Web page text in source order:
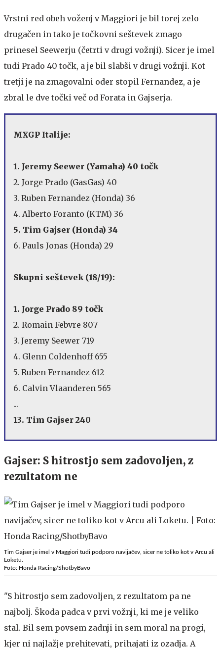
Vrstni red obeh voženj v Maggiori je bil torej zelo
drugačen in tako je točkovni seštevek zmago
prinesel Seewerju (četrti v drugi vožnji). Sicer je imel
tudi Prado 40 točk, a je bil slabši v drugi vožnji. Kot
tretji je na zmagovalni oder stopil Fernandez, a je
zbral le dve točki več od Forata in Gajserja.
MXGP Italije:
1. Jeremy Seewer (Yamaha) 40 točk
2. Jorge Prado (GasGas) 40
3. Ruben Fernandez (Honda) 36
4. Alberto Foranto (KTM) 36
5. Tim Gajser (Honda) 34
6. Pauls Jonas (Honda) 29
Skupni seštevek (18/19):
1. Jorge Prado 89 točk
2. Romain Febvre 807
3. Jeremy Seewer 719
4. Glenn Coldenhoff 655
5. Ruben Fernandez 612
6. Calvin Vlaanderen 565
...
13. Tim Gajser 240
Gajser: S hitrostjo sem zadovoljen, z
rezultatom ne
Tim Gajser je imel v Maggiori tudi podporo navijačev, sicer ne toliko kot v Arcu ali
Loketu.
Foto: Honda Racing/ShotbyBavo
"S hitrostjo sem zadovoljen, z rezultatom pa ne
najbolj. Škoda padca v prvi vožnji, ki me je veliko
stal. Bil sem povsem zadnji in sem moral na progi,
kjer ni najlažje prehitevati, prihajati iz ozadja. A